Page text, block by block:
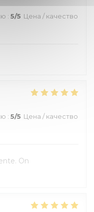
: 5/5 Цена / качество
: 5/5 Цена / качество
On